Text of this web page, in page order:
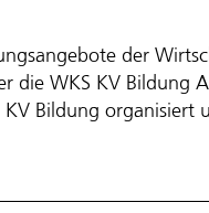
der
die WKS KV Bildung
KV Bildung organisiert